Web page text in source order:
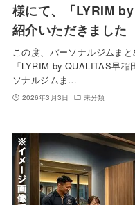
様にて、「LYRIM
紹介いただきました
この度、パーソナルジムま
「LYRIM by QUALITAS早
ソナルジムま…
2026年3月3日 未分類